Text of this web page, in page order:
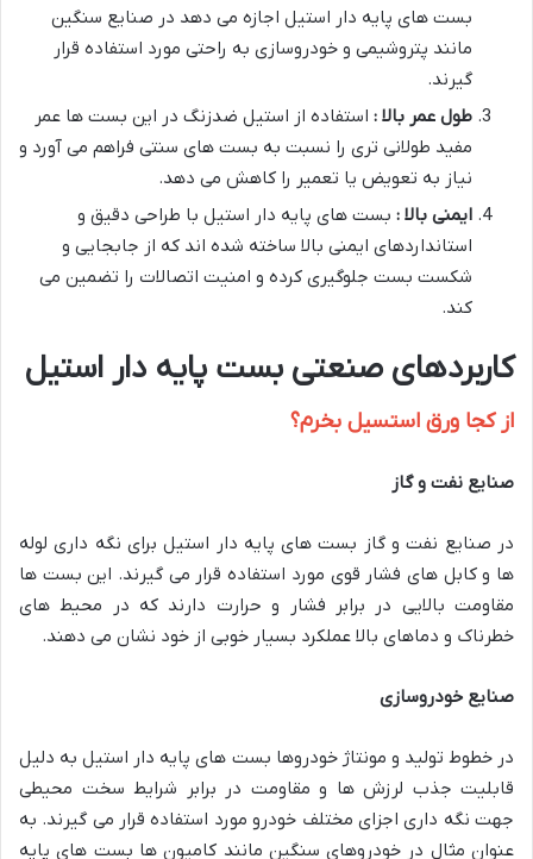
بست های پایه دار استیل اجازه می دهد در صنایع سنگین
مانند پتروشیمی و خودروسازی به راحتی مورد استفاده قرار
گیرند.
طول عمر بالا : استفاده از استیل ضدزنگ در این بست ها عمر
مفید طولانی تری را نسبت به بست های سنتی فراهم می آورد و
نیاز به تعویض یا تعمیر را کاهش می دهد.
ایمنی بالا : بست های پایه دار استیل با طراحی دقیق و
استانداردهای ایمنی بالا ساخته شده اند که از جابجایی و
شکست بست جلوگیری کرده و امنیت اتصالات را تضمین می
کند.
کاربردهای صنعتی بست پایه دار استیل
از کجا ورق استسیل بخرم؟
صنایع نفت و گاز
در صنایع نفت و گاز بست های پایه دار استیل برای نگه داری لوله
ها و کابل های فشار قوی مورد استفاده قرار می گیرند. این بست ها
مقاومت بالایی در برابر فشار و حرارت دارند که در محیط های
خطرناک و دماهای بالا عملکرد بسیار خوبی از خود نشان می دهند.
صنایع خودروسازی
در خطوط تولید و مونتاژ خودروها بست های پایه دار استیل به دلیل
قابلیت جذب لرزش ها و مقاومت در برابر شرایط سخت محیطی
جهت نگه داری اجزای مختلف خودرو مورد استفاده قرار می گیرند. به
عنوان مثال در خودروهای سنگین مانند کامیون ها بست های پایه